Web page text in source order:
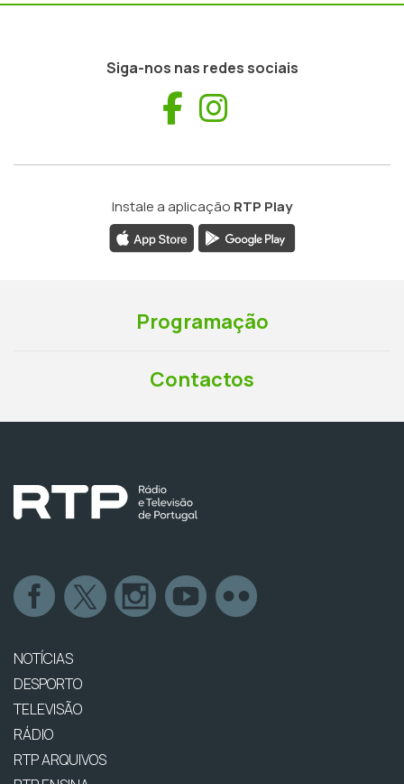
Siga-nos nas redes sociais
Facebook
Instale a aplicação RTP Play
Programação
Contactos
NOTÍCIAS
DESPORTO
TELEVISÃO
RÁDIO
RTP ARQUIVOS